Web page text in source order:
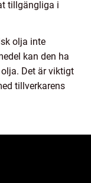
tillgängliga i
olja inte
kan den ha
Det är viktigt
tillverkarens